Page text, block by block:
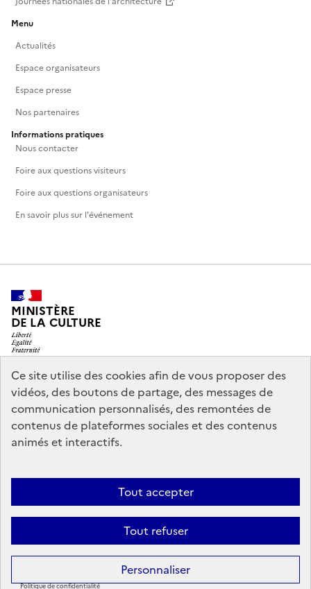
Ce site utilise des cookies afin de vous proposer des
vidéos, des boutons de partage, des messages de
communication personnalisés, des remontées de
contenus de plateformes sociales et des contenus
animés et interactifs.
Tout accepter
Tout refuser
Personnaliser
Politique de confidentialité
Menu
Actualités
Espace organisateurs
Espace presse
Nos partenaires
Informations pratiques
Nous contacter
Foire aux questions visiteurs
Foire aux questions organisateurs
En savoir plus sur l'événement
MINISTÈRE
DE LA CULTURE
legifrance.gouv.fr
info.gouv.fr
service-public.gouv.fr
data.gouv.fr
Mentions légales
conforme
Politique d’utilisation des témoins de connexion
Sauf mention contraire, tous les contenus de ce site sont sous